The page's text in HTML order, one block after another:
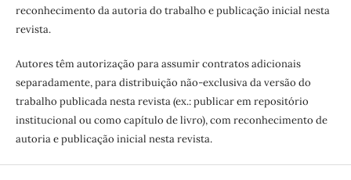
reconhecimento da autoria do trabalho e publicação inicial nesta
revista.
Autores têm autorização para assumir contratos adicionais
separadamente, para distribuição não-exclusiva da versão do
trabalho publicada nesta revista (ex.: publicar em repositório
institucional ou como capítulo de livro), com reconhecimento de
autoria e publicação inicial nesta revista.